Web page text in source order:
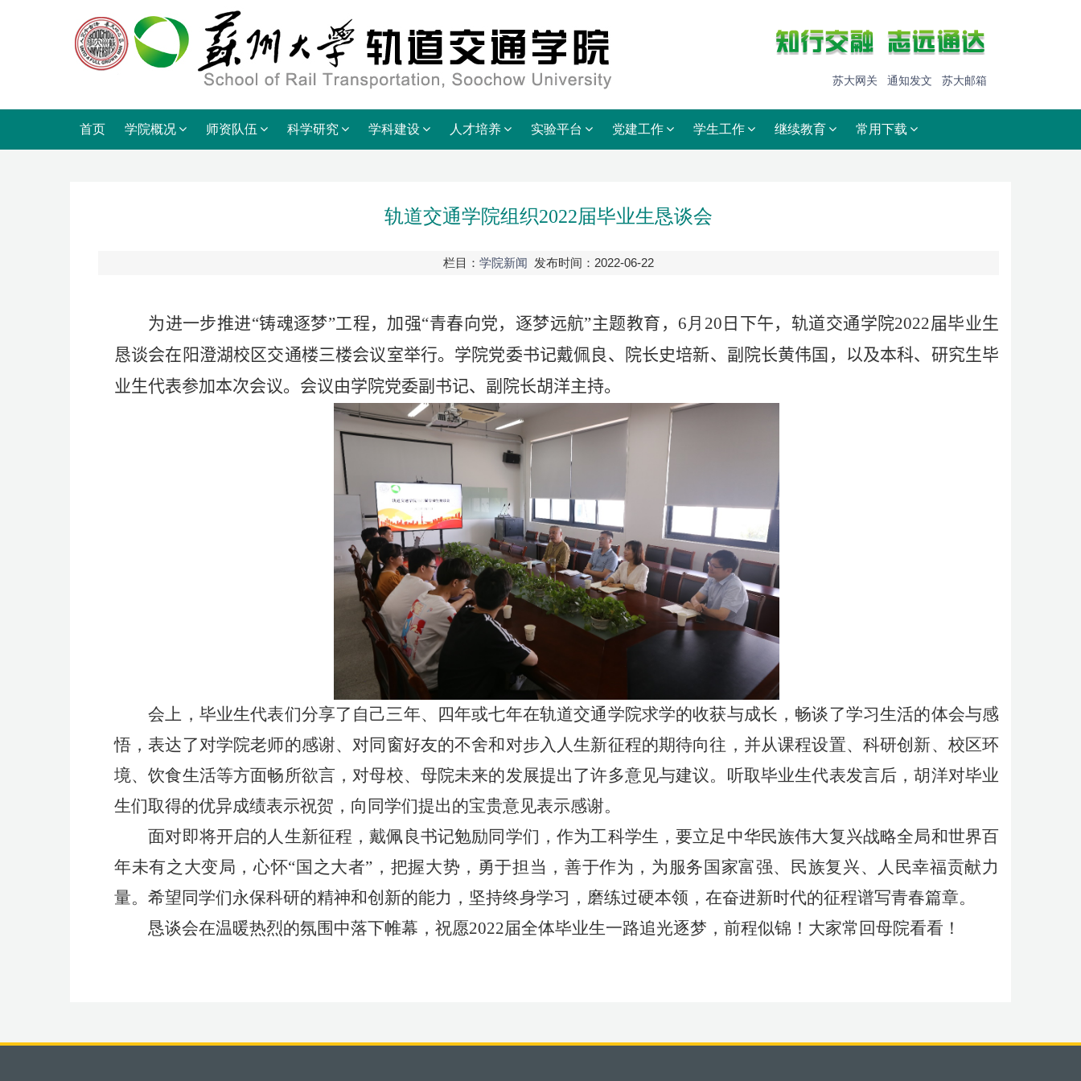
苏大网关 通知发文 苏大邮箱
首页 学院概况 师资队伍 科学研究 学科建设 人才培养 实验平台 党建工作 学生工作 继续教育 常用下载
轨道交通学院组织2022届毕业生恳谈会
栏目： 学院新闻 发布时间：2022-06-22
为进一步推进“铸魂逐梦”工程，加强“青春向党，逐梦远航”主题教育， 6月 20 日下午， 轨道交通学院2022届毕业生
恳谈会在阳澄湖校区交通楼三楼会议室举行。学院党委书记戴佩良、院长史培新、副院长黄伟国，以及本科、研究生毕
业生代表参加本次会议。会议由学院党委副书记、副院长胡洋主持。
会上，毕业生代表们分享了自己三年、四年或七年在轨道交通学院求学的收获与成长，畅谈了学习生活的体会与感
悟，表达了对学院老师的感谢、对同窗好友的不舍和对步入人生新征程的期待向往，并从课程设置、科研创新、校区环
境、饮食生活等方面畅所欲言，对母校、母院未来的发展提出了许多意见与建议。听取毕业生代表发言后，胡洋对毕业
生们取得的优异成绩表示祝贺，向同学们提出的宝贵意见表示感谢。
面对即将开启的人生新征程，戴佩良书记勉励同学们，作为工科学生，要立足中华民族伟大复兴战略全局和世界百
年未有之大变局，心怀“国之大者”，把握大势，勇于担当，善于作为，为服务国家富强、民族复兴、人民幸福贡献力
量。希望同学们永保科研的精神和创新的能力，坚持终身学习，磨练过硬本领，在奋进新时代的征程谱写青春篇章。
恳谈会在温暖热烈的氛围中落下帷幕，祝愿2022届全体毕业生一路追光逐梦，前程似锦！大家常回母院看看！